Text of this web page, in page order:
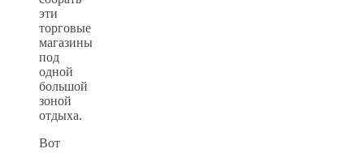
эти
торговые
магазины
под
одной
большой
зоной
отдыха.
Вот